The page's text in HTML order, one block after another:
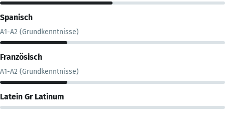
Spanisch
A1-A2 (Grundkenntnisse)
Französisch
A1-A2 (Grundkenntnisse)
Latein Gr Latinum